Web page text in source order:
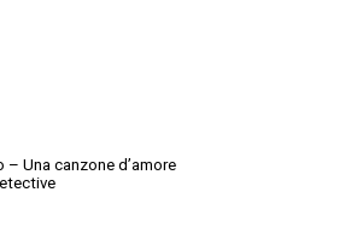
– Una canzone d’amore